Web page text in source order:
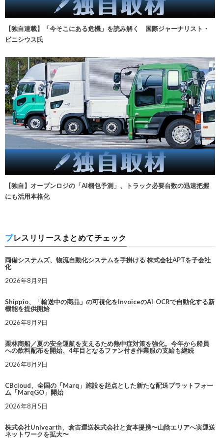
【独自連載】「今そこにある危機」を読み解く 国際ジャーナリスト・
ビニシウス氏
【独自】オープンロジの「AI梱包予測」、トラック必要台数の迅速把握
にも活用本格化
プレスリリースまとめてチェック
両備システムズ、物流自動化システムを手掛ける 株式会社APTを子会社
化
2026年8月9日
Shippio、「輸送中の商品」の可視化をInvoiceのAI-OCRで自動化する新
機能を提供開始
2026年8月9日
栗林商船／夏の安全運航を支えるため熱中症対策を強化。今年から船員
への飲料配布を開始、4年目となるファン付き作業服の支給も継続
2026年8月9日
CBcloud、全国の「Marq」施設を起点とした新たな配送プラットフォー
ム「MarqGO」開始
2026年8月5日
株式会社Univearth、倉吉運送株式会社と資本提携〜山陰エリアへ実運送
ネットワークを拡大〜